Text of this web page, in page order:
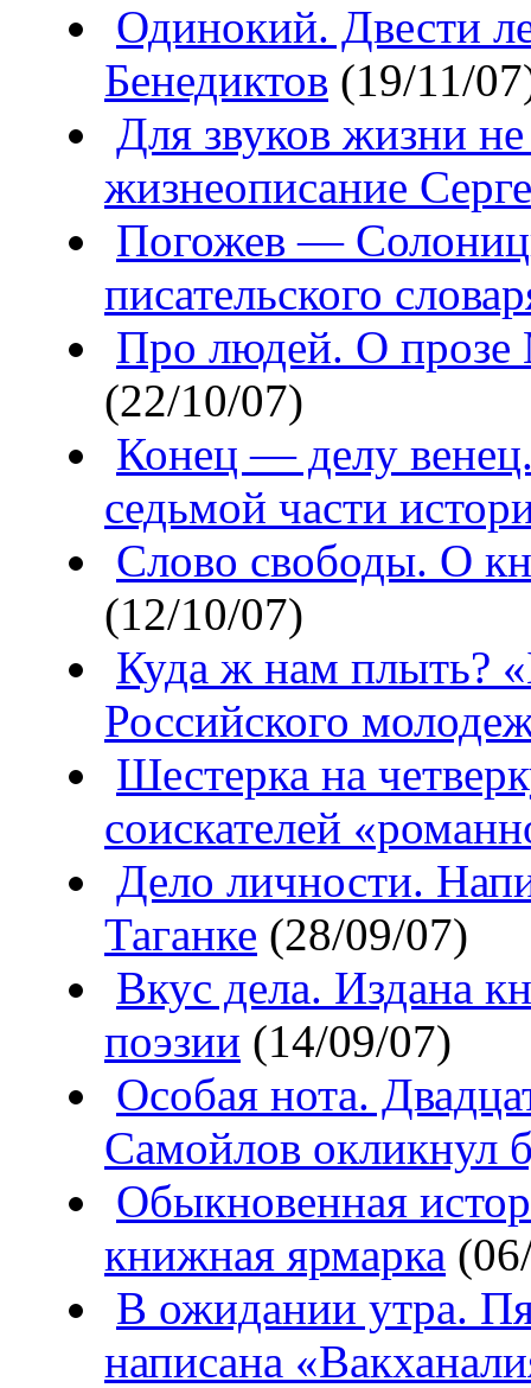
Одинокий. Двести
Бенедиктов (19/11/
Для звуков жизни
жизнеописание
Погожев —
писательского
Про людей. О
(22/10/07)
Конец — делу
седьмой части
Слово свободы. О
(12/10/07)
Куда ж нам плыть?
Российского
Шестерка на
соискателей
Дело личности.
Таганке (28/09/07)
Вкус дела. Издана
поэзии (14/09/07)
Особая нота.
Самойлов окликнул
Обыкновенная
книжная ярмарка
В ожидании утра.
написана